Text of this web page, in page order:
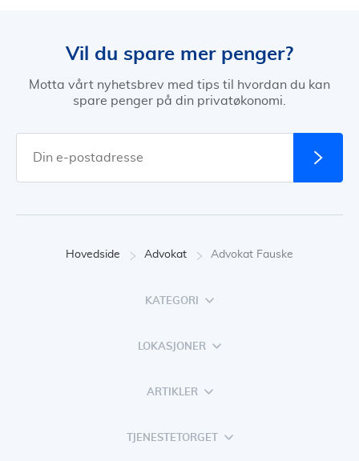
Vil du spare mer penger?
Motta vårt nyhetsbrev med tips til hvordan du kan
spare penger på din privatøkonomi.
Hovedside Advokat Advokat Fauske
KATEGORI
LOKASJONER
ARTIKLER
TJENESTETORGET